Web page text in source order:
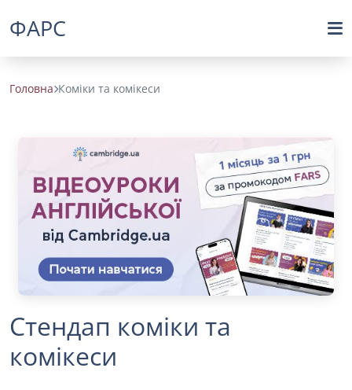
ФАРС
Головна Коміки та комікеси
Стендап коміки та
комікеси